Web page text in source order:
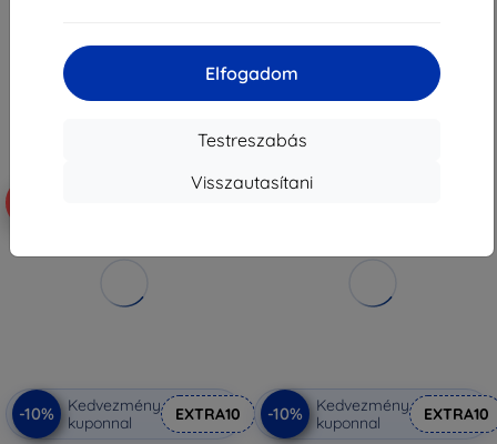
Elfogadom
Testreszabás
Visszautasítani
Raktáron > 5 darab Raktáron > 5 darab
-10%
Kedvezmény
kuponnal
EXTRA10 -10%
Kedvezmény
kuponnal
EXTRA10